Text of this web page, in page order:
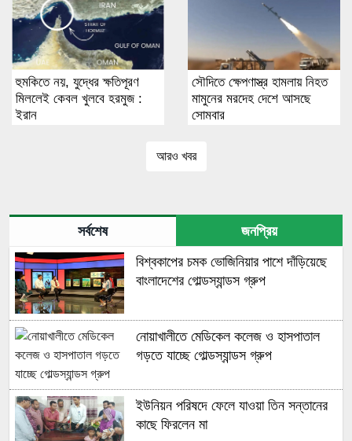
হুমকিতে নয়, যুদ্ধের ক্ষতিপূরণ
মিললেই কেবল খুলবে হরমুজ :
ইরান
সৌদিতে ক্ষেপণাস্ত্র হামলায় নিহত
মামুনের মরদেহ দেশে আসছে
সোমবার
আরও খবর
সর্বশেষ
জনপ্রিয়
বিশ্বকাপের চমক ভোজিনিয়ার পাশে দাঁড়িয়েছে
বাংলাদেশের গোল্ডস্যান্ডস গ্রুপ
নোয়াখালীতে মেডিকেল কলেজ ও হাসপাতাল
গড়তে যাচ্ছে গোল্ডস্যান্ডস গ্রুপ
ইউনিয়ন পরিষদে ফেলে যাওয়া তিন সন্তানের
কাছে ফিরলেন মা